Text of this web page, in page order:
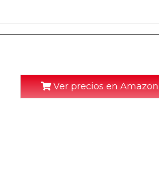
Ver precios en Amazon